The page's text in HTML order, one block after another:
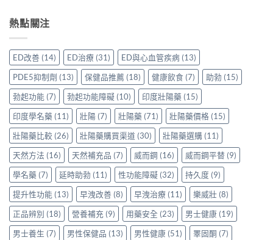
讀
的
意
事
項〉
中
香
家
真
實
使
用
心
得〉
中
VI[DK]
羅
紅
鑽〉
中
買
心？
香
港
用
家
親
身
分
享
正
貨
渠
道
與
選
購
指
南〉
壯
效
評
價：
香
港
用
家
親
身
服
用
Levitra
的
真
實
分
享〉
中
熱點關注
ED改善 (14) ED治療 (31) ED與心血管疾病 (13)
PDE5抑制劑 (13) 保健品推薦 (18) 健康飲食 (7) 助勃 (15)
勃起功能 (7) 勃起功能障礙 (10) 印度壯陽藥 (15)
印度學名藥 (11) 壯陽 (7) 壯陽藥 (71) 壯陽藥價格 (15)
壯陽藥比較 (26) 壯陽藥購買渠道 (30) 壯陽藥選購 (11)
天然方法 (16) 天然補充品 (7) 威而鋼 (16) 威而鋼平替 (9)
學名藥 (7) 延時助勃 (11) 性功能障礙 (32) 持久度 (9)
提升性功能 (13) 早洩改善 (8) 早洩治療 (11) 樂威壯 (8)
正品辨別 (18) 營養補充 (9) 用藥安全 (23) 男士健康 (19)
男士養生 (7) 男性保健品 (13) 男性健康 (51) 睪固酮 (7)